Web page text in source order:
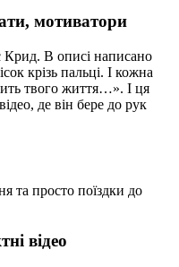
мотиватори
Крид. В описі написано
крізь пальці. І кожна
твого життя…». І ця
де він бере до рук
та просто поїздки до
відео